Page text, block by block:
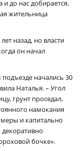
и до нас добирается,
жительница
назад, но власти
он начал
начались 30
Наталья. – Угол
грунт проседал,
намокания
и капитально
бочке».